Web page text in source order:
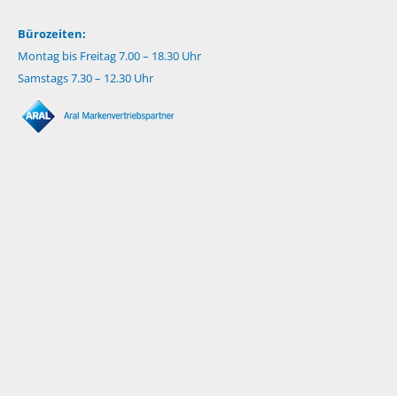
Bürozeiten:
Montag bis Freitag 7.00 – 18.30 Uhr
Samstags 7.30 – 12.30 Uhr